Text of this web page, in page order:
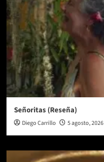
Señoritas (Reseña)
Diego Carrillo 5 agosto, 2026